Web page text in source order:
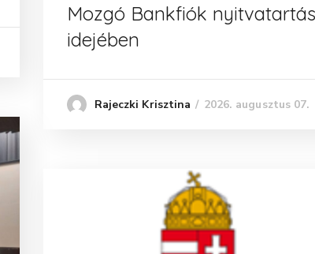
Mozgó Bankfiók
idejében
Rajeczki Krisztina 2026. augusztus 07.